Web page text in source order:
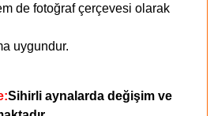
de fotoğraf çerçevesi olarak
uygundur.
Sihirli aynalarda değişim ve